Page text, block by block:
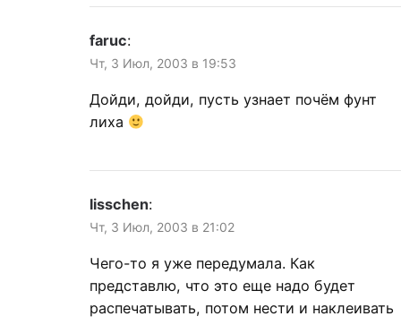
faruc:
Чт, 3 Июл, 2003 в 19:53
Дойди, дойди, пусть узнает почём фунт
лиха
lisschen:
Чт, 3 Июл, 2003 в 21:02
Чего-то я уже передумала. Как
представлю, что это еще надо будет
распечатывать, потом нести и наклеивать